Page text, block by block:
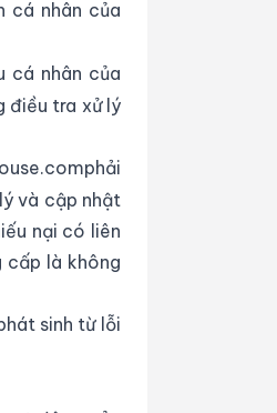
cá nhân của
cá nhân của
điều tra xử lý
và cập nhật
nại có liên
cấp là không
sinh từ lỗi